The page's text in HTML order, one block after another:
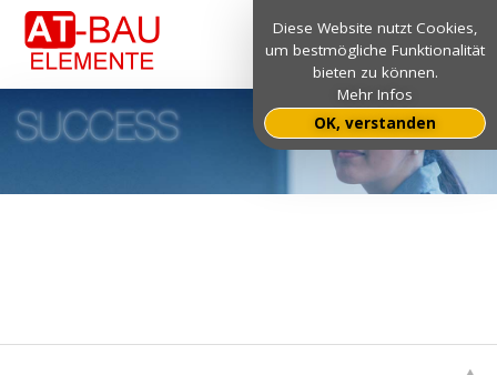
Diese Website nutzt Cookies,
um bestmögliche Funktionalität
bieten zu können.
Mehr Infos
OK, verstanden